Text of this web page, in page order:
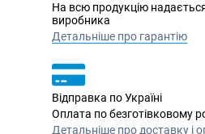
На всю продукцію надається
виробника
Детальніше про гарантію
Відправка по Україні
Оплата по безготівковому
Детальніше про доставку і